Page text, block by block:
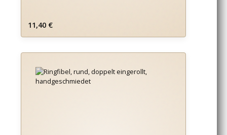
Regulärer Preis:
11,40 €